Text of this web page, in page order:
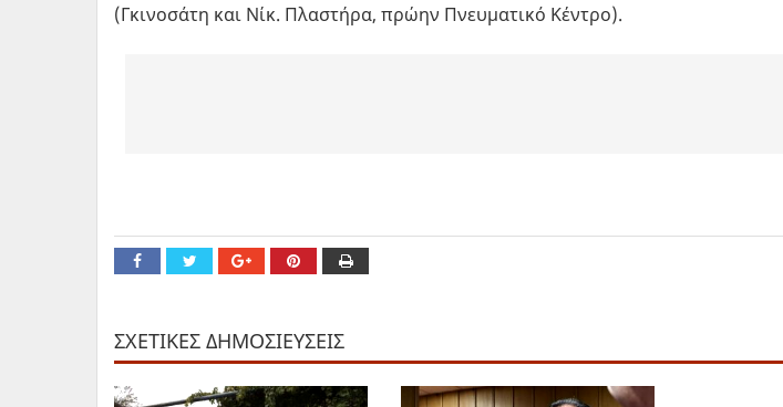
(Γκινοσάτη και Νίκ. Πλαστήρα, πρώην Πνευματικό Κέντρο).
ΣΧΕΤΙΚΕΣ ΔΗΜΟΣΙΕΥΣΕΙΣ